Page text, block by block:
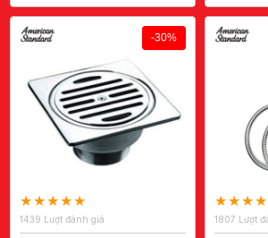
-30%
1439 Lượt đánh giá 1807 Lượt